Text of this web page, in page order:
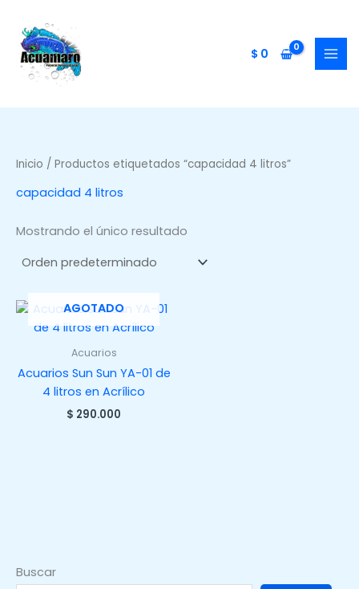
contenido
$ 0
Buscar
Inicio / Productos etiquetados “capacidad 4 litros”
capacidad 4 litros
Mostrando el único resultado
AGOTADO
Acuarios
Acuarios Sun Sun YA-01 de
4 litros en Acrílico
$ 290.000